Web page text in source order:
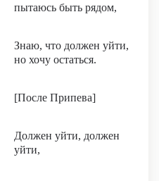
пытаюсь быть рядом,
Знаю, что должен уйти,
но хочу остаться.
[После Припева]
Должен уйти, должен
уйти,